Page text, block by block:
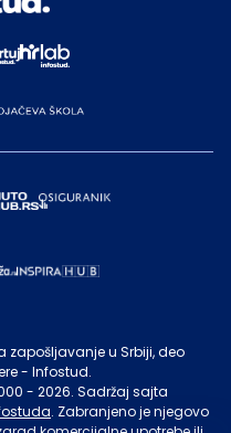
zapošljavanje u Srbiji, deo
- Infostud.
- 2026. Sadržaj sajta
. Zabranjeno je njegovo